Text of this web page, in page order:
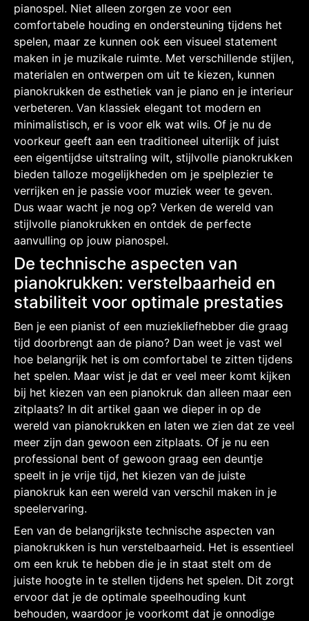
pianospel. Niet alleen zorgen ze voor een
comfortabele houding en ondersteuning tijdens het
spelen, maar ze kunnen ook een visueel statement
maken in je muzikale ruimte. Met verschillende stijlen,
materialen en ontwerpen om uit te kiezen, kunnen
pianokrukken de esthetiek van je piano en je interieur
verbeteren. Van klassiek elegant tot modern en
minimalistisch, er is voor elk wat wils. Of je nu de
voorkeur geeft aan een traditioneel uiterlijk of juist
een eigentijdse uitstraling wilt, stijlvolle pianokrukken
bieden talloze mogelijkheden om je spelplezier te
verrijken en je passie voor muziek weer te geven.
Dus waar wacht je nog op? Verken de wereld van
stijlvolle pianokrukken en ontdek de perfecte
aanvulling op jouw pianospel.
De technische aspecten van
pianokrukken: verstelbaarheid en
stabiliteit voor optimale prestaties
Ben je een pianist of een muziekliefhebber die graag
tijd doorbrengt aan de piano? Dan weet je vast wel
hoe belangrijk het is om comfortabel te zitten tijdens
het spelen. Maar wist je dat er veel meer komt kijken
bij het kiezen van een pianokruk dan alleen maar een
zitplaats? In dit artikel gaan we dieper in op de
wereld van pianokrukken en laten we zien dat ze veel
meer zijn dan gewoon een zitplaats. Of je nu een
professional bent of gewoon graag een deuntje
speelt in je vrije tijd, het kiezen van de juiste
pianokruk kan een wereld van verschil maken in je
speelervaring.
Een van de belangrijkste technische aspecten van
pianokrukken is hun verstelbaarheid. Het is essentieel
om een kruk te hebben die je in staat stelt om de
juiste hoogte in te stellen tijdens het spelen. Dit zorgt
ervoor dat je de optimale speelhouding kunt
behouden, waardoor je voorkomt dat je onnodige